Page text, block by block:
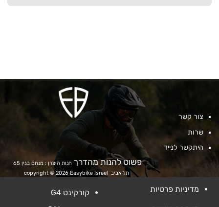
פשוט להנות מהדרך
תל אביב
צור קשר
שרות
היתקשר לנייד
מדיניות פרטיות
קורקינט G4